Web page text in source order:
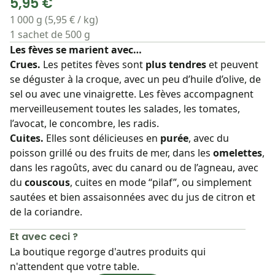
1 000 g (5,95 € / kg)
1 sachet de 500 g
Les fèves se marient avec…
Crues. Les petites fèves sont plus tendreset peuvent
se déguster à la croque, avec un peu d’huile d’olive, de
sel ou avec une vinaigrette. Les fèves accompagnent
merveilleusement toutes les salades, les tomates,
l’avocat, le concombre, les radis.
Cuites. Elles sont délicieuses en purée, avec du
poisson grillé ou des fruits de mer, dans les omelettes,
dans les ragoûts, avec du canard ou de l’agneau, avec
du couscous, cuites en mode “pilaf”, ou simplement
sautées et bien assaisonnées avec du jus de citron et
de la coriandre.
Et avec ceci ?
La boutique regorge d'autres produits qui
n'attendent que votre table.